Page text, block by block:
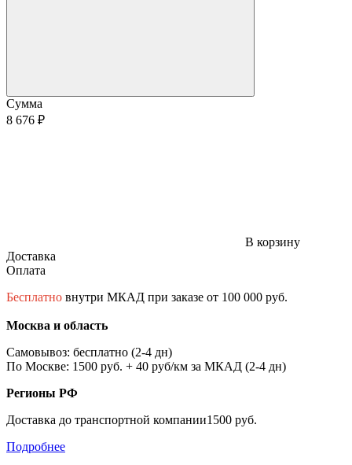
Сумма
8 676 ₽
В корзину
Доставка
Оплата
Бесплатно внутри МКАД при заказе от 100 000 руб.
Москва и область
Самовывоз: бесплатно (2-4 дн)
По Москве: 1500 руб. + 40 руб/км за МКАД (2-4 дн)
Регионы РФ
Доставка до транспортной компании1500 руб.
Подробнее